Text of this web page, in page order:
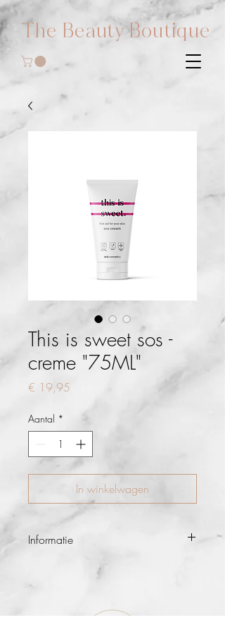
The Beauty Boutique
This is sweet sos -
creme "75ML"
€ 19,95
Aantal *
In winkelwagen
Informatie
“this is sweet.” is een sos-crème voor het
Deze veelzijdige crème geeft snel